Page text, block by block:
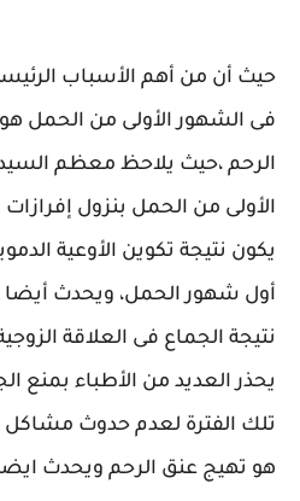
حيث أن من أهم الأسباب الرئيسية
فى الشهور الأولى من الحمل
الرحم ،حيث يلاحظ معظم
الأولى من الحمل بنزول إفرازات
يكون نتيجة تكوين الأوعية
أول شهور الحمل، ويحدث أيضا
نتيجة الجماع فى العلاقة
يحذر العديد من الأطباء بمنع
تلك الفترة لعدم حدوث مشاكل
هو تهيج عنق الرحم ويحدث